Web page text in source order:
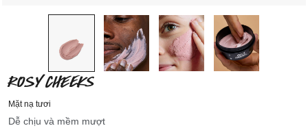
ROSY CHEEKS
Mặt nạ tươi
Dễ chịu và mềm mượt